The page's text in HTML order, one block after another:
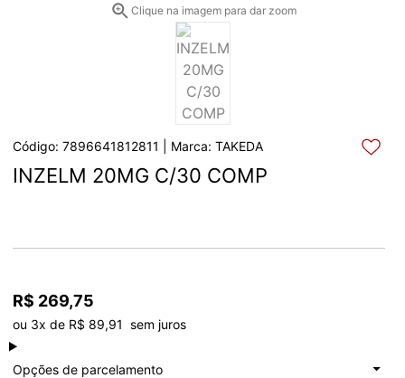
Clique na imagem para dar zoom
Código: 7896641812811 | Marca: TAKEDA
INZELM 20MG C/30 COMP
R$ 269,75
ou 3x de R$ 89,91  sem juros
Opções de parcelamento
à vistaR$ 269,75
Total: R$ 269,75